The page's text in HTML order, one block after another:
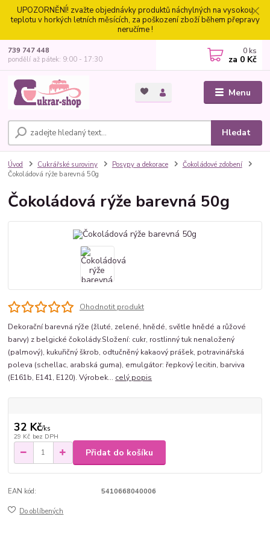
UPOZORNĚNÍ! zvažte objednávky produktů náchylných na vysokou
teplotu v horkých letních měsících, za poškození zboží během přepravy
neručíme !
Menu
Hledat
739 747 448
pondělí až pátek: 9:00 - 17:30
0 ks
za 0 Kč
Úvod Cukrářské suroviny Posypy a dekorace
Čokoládové zdobení
Čokoládová rýže barevná 50g
Čokoládová rýže barevná 50g
Ohodnotit produkt
Dekorační barevná rýže (žluté, zelené, hnědé, světle hnědé a růžové
barvy) z belgické čokolády.Složení: cukr, rostlinný tuk nenaložený
(palmový), kukuřičný škrob, odtučněný kakaový prášek, potravinářská
poleva (schellac, arabská guma), emulgátor: řepkový lecitin, barviva
(E161b, E141, E120). Výrobek... celý popis
32 Kč/ks
29 Kč bez DPH
Přidat do košíku
EAN kód: 5410668040006
Do oblíbených